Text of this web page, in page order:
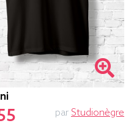
par Studionègre